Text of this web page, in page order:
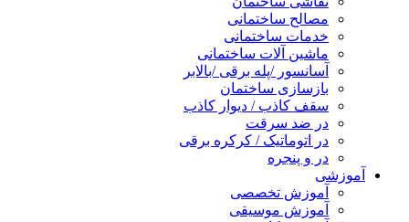
مصالح ساختمانی
خدمات ساختمانی
ماشین آلات ساختمانی
آسانسور /پله برقی /بالابر
بازسازی ساختمان
سقف کاذب / دیوار کاذب
در ضد سرقت
در اتوماتیک / کرکره برقی
در و پنجره
آموزشی
آموزش تخصصی
آموزش موسیقی